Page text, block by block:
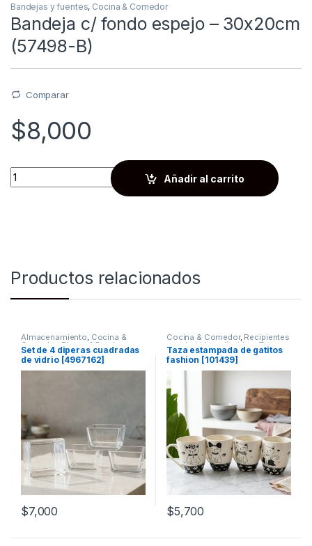
Bandejas y fuentes, Cocina & Comedor
Bandeja c/ fondo espejo – 30x20cm
(57498-B)
Comparar
$8,000
Quantity
Añadir al carrito
Productos relacionados
Almacenamiento, Cocina &
Comedor ,Platos & Bowls
Set de 4 diperas cuadradas
de vidrio [4967162]
$7,000
Cocina & Comedor, Recipientes
para bebidas y líquidos Tazas
Taza estampada de gatitos
fashion [101439]
$5,700